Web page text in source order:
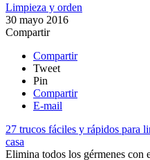
Limpieza y orden
30 mayo 2016
Compartir
Compartir
Tweet
Pin
Compartir
E-mail
27 trucos fáciles y rápidos para
casa
Elimina todos los gérmenes con